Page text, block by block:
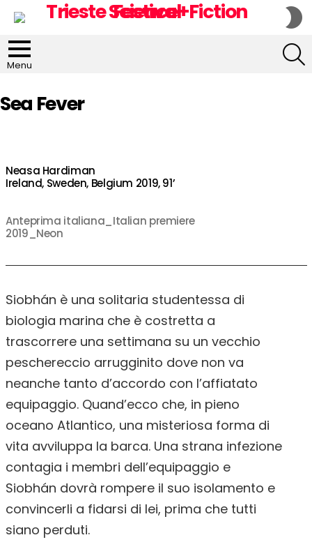
Menu
Sea Fever
Neasa Hardiman
Ireland, Sweden, Belgium 2019, 91’
Anteprima italiana_Italian premiere
2019_Neon
Siobhán è una solitaria studentessa di
biologia marina che è costretta a
trascorrere una settimana su un vecchio
peschereccio arrugginito dove non va
neanche tanto d’accordo con l’affiatato
equipaggio. Quand’ecco che, in pieno
oceano Atlantico, una misteriosa forma di
vita avviluppa la barca. Una strana infezione
contagia i membri dell’equipaggio e
Siobhán dovrà rompere il suo isolamento e
convincerli a fidarsi di lei, prima che tutti
siano perduti.